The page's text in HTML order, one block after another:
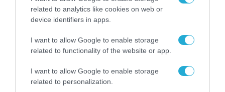
related to analytics like cookies on web or
device identifiers in apps.
I want to allow Google to enable storage
related to functionality of the website or app.
I want to allow Google to enable storage
related to personalization.